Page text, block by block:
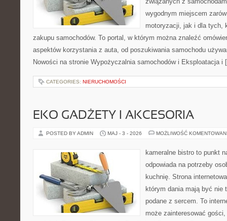
wygodnym miejscem
motoryzacji, jak i dla tych,
zakupu samochodów. To portal, w którym można znaleźć
aspektów korzystania z auta, od poszukiwania samochodu
Nowości na stronie Wypożyczalnia samochodów i Eksploatacja
CATEGORIES: NIERUCHOMOŚCI
EKO GADŻETY I AKCESORIA
POSTED BY ADMIN MAJ - 3 - 2026 MOŻLIWOŚĆ
kameralne bistro to punkt
odpowiada na potrzeby
kuchnię. Strona
którym dania mają być nie
podane z sercem. To
może zainteresować